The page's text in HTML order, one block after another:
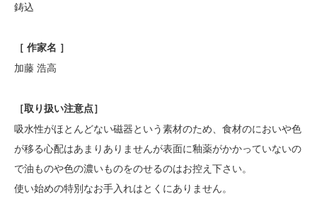
鋳込
［ 作家名 ］
加藤 浩高
［取り扱い注意点］
吸水性がほとんどない磁器という素材のため、食材のにおいや色
が移る心配はあまりありませんが表面に釉薬がかかっていないの
で油ものや色の濃いものをのせるのはお控え下さい。
使い始めの特別なお手入れはとくにありません。